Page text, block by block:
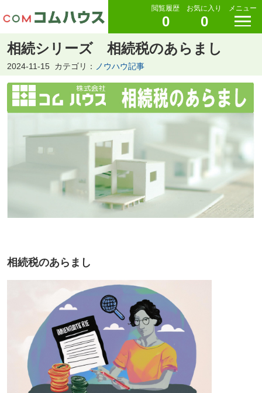
閲覧履歴
0
お気に入り
0
メニュー
相続シリーズ 相続税のあらまし
2024-11-15 カテゴリ： ノウハウ記事
相続税のあらまし